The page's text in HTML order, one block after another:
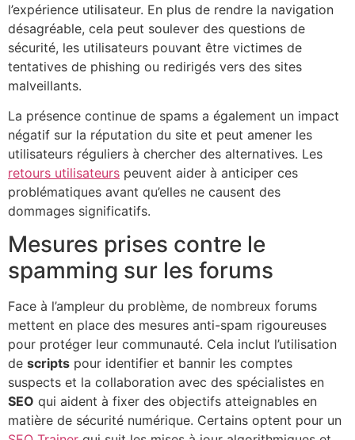
l’expérience utilisateur. En plus de rendre la navigation
désagréable, cela peut soulever des questions de
sécurité, les utilisateurs pouvant être victimes de
tentatives de phishing ou redirigés vers des sites
malveillants.
La présence continue de spams a également un impact
négatif sur la réputation du site et peut amener les
utilisateurs réguliers à chercher des alternatives. Les
retours utilisateurs peuvent aider à anticiper ces
problématiques avant qu’elles ne causent des
dommages significatifs.
Mesures prises contre le
spamming sur les forums
Face à l’ampleur du problème, de nombreux forums
mettent en place des mesures anti-spam rigoureuses
pour protéger leur communauté. Cela inclut l’utilisation
de scripts pour identifier et bannir les comptes
suspects et la collaboration avec des spécialistes en
SEO qui aident à fixer des objectifs atteignables en
matière de sécurité numérique. Certains optent pour un